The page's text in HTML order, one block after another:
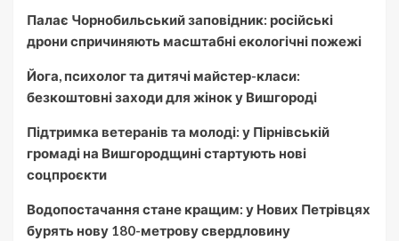
Палає Чорнобильський заповідник: російські
дрони спричиняють масштабні екологічні пожежі
Йога, психолог та дитячі майстер-класи:
безкоштовні заходи для жінок у Вишгороді
Підтримка ветеранів та молоді: у Пірнівській
громаді на Вишгородщині стартують нові
соцпроєкти
Водопостачання стане кращим: у Нових Петрівцях
бурять нову 180-метрову свердловину